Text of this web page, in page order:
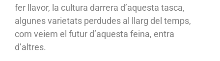
fer llavor, la cultura darrera d’aquesta tasca,
algunes varietats perdudes al llarg del temps,
com veiem el futur d’aquesta feina, entra
d’altres.